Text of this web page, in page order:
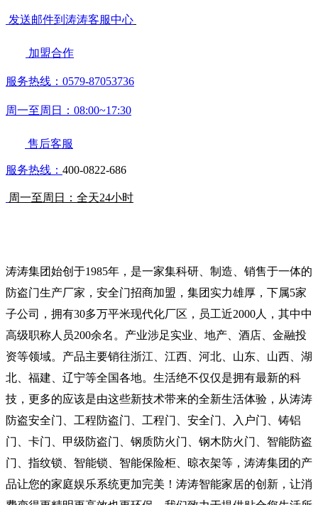
发送邮件到涛涛客服中心
加盟合作
服务热线：0579-87053736
周一至周日：08:00~17:30
售后客服
服务热线： 400-0822-686
周一至周日：全天24小时
涛涛集团始创于1985年，是一家集科研、制造、销售于一体的
防盗门生产厂家，安全门招商加盟，集团实力雄厚，下属5家
子公司，拥有30多万平米现代化厂区，员工近2000人，其中中
高级职称人员200余名。产业涉足实业、地产、酒店、金融投
资等领域。产品主要销往浙江、江西、河北、山东、山西、湖
北、福建、辽宁等全国各地。生活绝不仅仅是拥有最新的科
技，更多的应该是由这些新技术带来的全新生活体验，从涛涛
防盗安全门、工程防盗门、工程门、安全门、入户门、铸铝
门、卡门、甲级防盗门、钢质防火门、钢木防火门、智能防盗
门、指纹锁、智能锁、智能保险柜、晾衣架等，涛涛集团的产
品让您的家庭娱乐系统更加完美！涛涛智能家居的创新，让消